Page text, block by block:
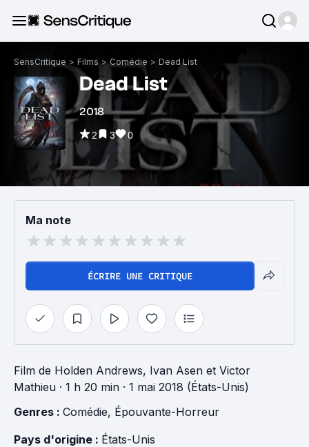
SensCritique > Films > Comédie > Dead List
Dead List
2018
2 3 0
Ma note
ÉCRIRE UNE CRITIQUE
Film de Holden Andrews, Ivan Asen et Victor
Mathieu · 1 h 20 min · 1 mai 2018 (États-Unis)
Genres : Comédie, Épouvante-Horreur
Pays d'origine : États-Unis